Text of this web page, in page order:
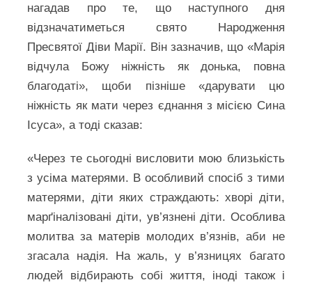
нагадав про те, що наступного дня
відзначатиметься свято Народження
Пресвятої Діви Марії. Він зазначив, що «Марія
відчула Божу ніжність як донька, повна
благодаті», щоби пізніше «дарувати цю
ніжність як мати через єднання з місією Сина
Ісуса», а тоді сказав:
«Через те сьогодні висловити мою близькість
з усіма матерями. В особливий спосіб з тими
матерями, діти яких страждають: хворі діти,
марґіналізовані діти, ув’язнені діти. Особлива
молитва за матерів молодих в’язнів, аби не
згасала надія. На жаль, у в’язницях багато
людей відбирають собі життя, іноді також і